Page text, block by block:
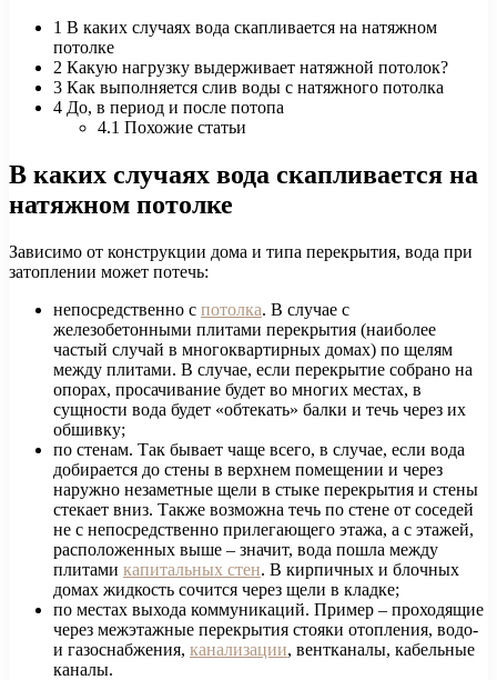
1 В каких случаях вода скапливается на натяжном
потолке
2 Какую нагрузку выдерживает натяжной потолок?
3 Как выполняется слив воды с натяжного потолка
4 До, в период и после потопа
4.1 Похожие статьи
В каких случаях вода скапливается на
натяжном потолке
Зависимо от конструкции дома и типа перекрытия, вода при
затоплении может потечь:
непосредственно с потолка. В случае с
железобетонными плитами перекрытия (наиболее
частый случай в многоквартирных домах) по щелям
между плитами. В случае, если перекрытие собрано на
опорах, просачивание будет во многих местах, в
сущности вода будет «обтекать» балки и течь через их
обшивку;
по стенам. Так бывает чаще всего, в случае, если вода
добирается до стены в верхнем помещении и через
наружно незаметные щели в стыке перекрытия и стены
стекает вниз. Также возможна течь по стене от соседей
не с непосредственно прилегающего этажа, а с этажей,
расположенных выше – значит, вода пошла между
плитами капитальных стен. В кирпичных и блочных
домах жидкость сочится через щели в кладке;
по местах выхода коммуникаций. Пример – проходящие
через межэтажные перекрытия стояки отопления, водо-
и газоснабжения, канализации, вентканалы, кабельные
каналы.